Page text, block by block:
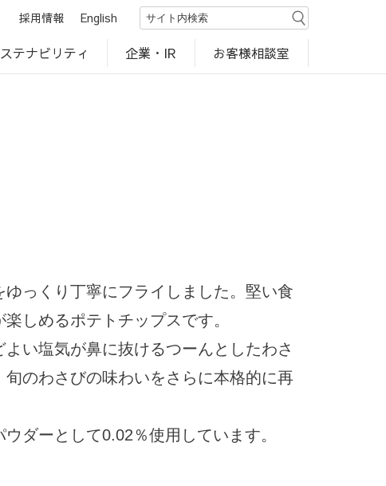
採用情報 English
テナビリティ 企業・IR お客様相談室
っくり丁寧にフライしました。堅い食
しめるポテトチップスです。
い塩気が鼻に抜けるつーんとしたわさ
のわさびの味わいをさらに本格的に再
ダーとして0.02％使用しています。